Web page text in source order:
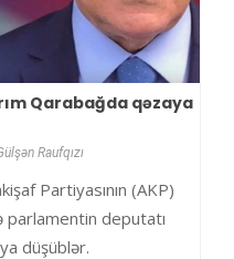
Qarabağda qəzaya
Raufqızı
Partiyasının (AKP)
parlamentin deputatı
düşüblər.